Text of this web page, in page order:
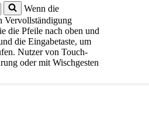
Wenn die
Vervollständigung
die Pfeile nach oben und
die Eingabetaste, um
Nutzer von Touch-
oder mit Wischgesten